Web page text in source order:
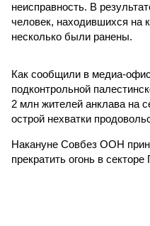
неисправность. В
человек, находившихся на
несколько были ранены.
Как сообщили в медиа-
подконтрольной
2 млн жителей анклава на
острой нехватки
Накануне Совбез ООН
прекратить огонь в секторе